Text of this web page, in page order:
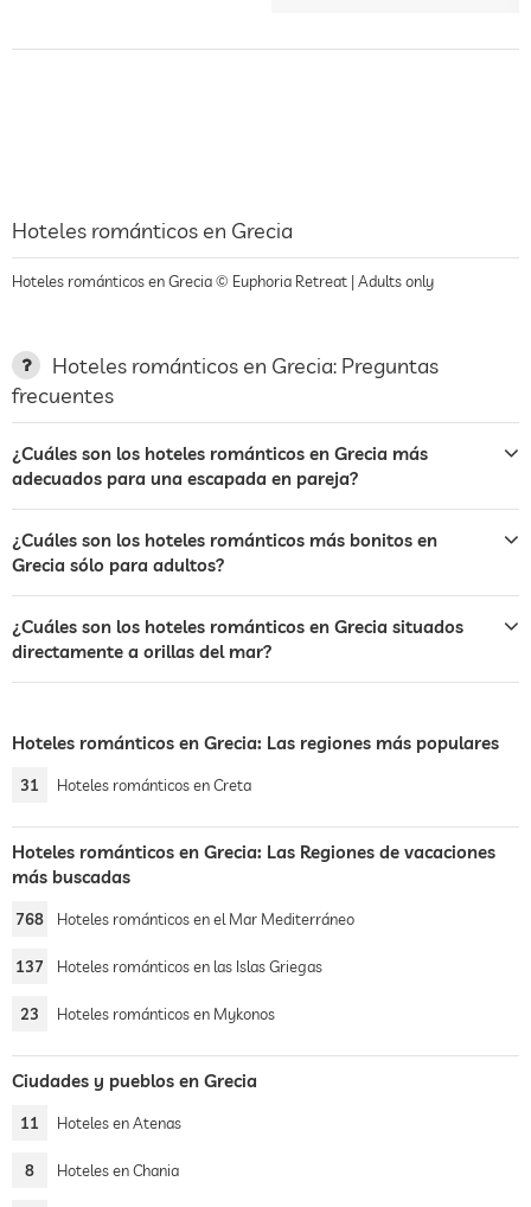
Hoteles románticos en Grecia
Hoteles románticos en Grecia © Euphoria Retreat | Adults only
Hoteles románticos en Grecia: Preguntas
frecuentes
¿Cuáles son los hoteles románticos en Grecia más
adecuados para una escapada en pareja?
¿Cuáles son los hoteles románticos más bonitos en
Grecia sólo para adultos?
¿Cuáles son los hoteles románticos en Grecia situados
directamente a orillas del mar?
Hoteles románticos en Grecia: Las regiones más populares
31 Hoteles románticos en Creta
Hoteles románticos en Grecia: Las Regiones de vacaciones
más buscadas
768 Hoteles románticos en el Mar Mediterráneo
137 Hoteles románticos en las Islas Griegas
23 Hoteles románticos en Mykonos
Ciudades y pueblos en Grecia
11 Hoteles en Atenas
8 Hoteles en Chania